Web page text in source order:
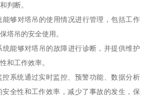
判断。
能够对塔吊的使用情况进行管理，包括工作
塔吊的安全使用。
能够对塔吊的故障进行诊断，并提供维护
和工作效率。
系统通过实时监控、预警功能、数据分析
全性和工作效率，减少了事故的发生，保